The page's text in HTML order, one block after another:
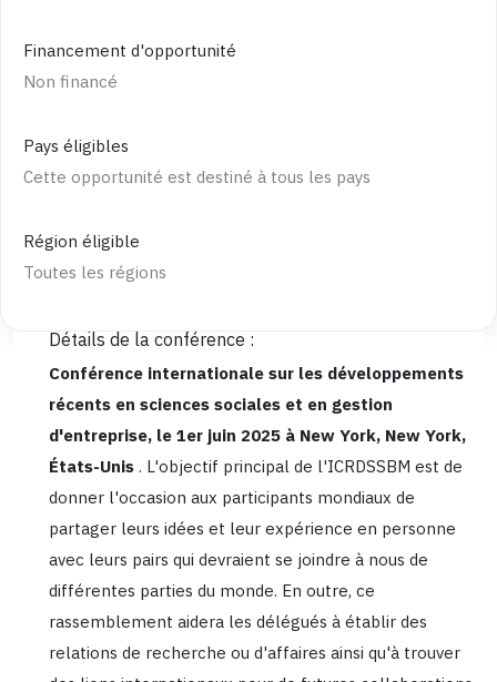
Financement d'opportunité
Non financé
Pays éligibles
Cette opportunité est destiné à tous les pays
Région éligible
Toutes les régions
Détails de la conférence :
Conférence internationale sur les développements
récents en sciences sociales et en gestion
d'entreprise, le 1er juin 2025 à New York, New York,
États-Unis. L'objectif principal de l'ICRDSSBM est de
donner l'occasion aux participants mondiaux de
partager leurs idées et leur expérience en personne
avec leurs pairs qui devraient se joindre à nous de
différentes parties du monde. En outre, ce
rassemblement aidera les délégués à établir des
relations de recherche ou d'affaires ainsi qu'à trouver